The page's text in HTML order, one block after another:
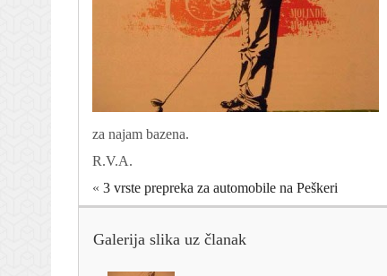
za najam bazena.
R.V.A.
« 3 vrste prepreka za automobile na Peškeri
Galerija slika uz članak